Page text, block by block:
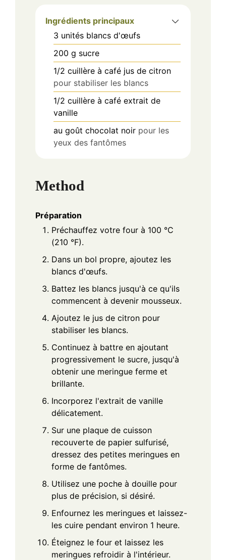
Ingrédients principaux
3 unités blancs d'œufs
200 g sucre
1/2 cuillère à café jus de citron
pour stabiliser les blancs
1/2 cuillère à café extrait de
vanille
au goût chocolat noir pour les
yeux des fantômes
Method
Préparation
Préchauffez votre four à 100 °C
(210 °F).
Dans un bol propre, ajoutez les
blancs d'œufs.
Battez les blancs jusqu'à ce qu'ils
commencent à devenir mousseux.
Ajoutez le jus de citron pour
stabiliser les blancs.
Continuez à battre en ajoutant
progressivement le sucre, jusqu'à
obtenir une meringue ferme et
brillante.
Incorporez l'extrait de vanille
délicatement.
Sur une plaque de cuisson
recouverte de papier sulfurisé,
dressez des petites meringues en
forme de fantômes.
Utilisez une poche à douille pour
plus de précision, si désiré.
Enfournez les meringues et laissez-
les cuire pendant environ 1 heure.
Éteignez le four et laissez les
meringues refroidir à l'intérieur.